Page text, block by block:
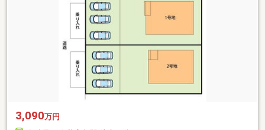
3,090万円